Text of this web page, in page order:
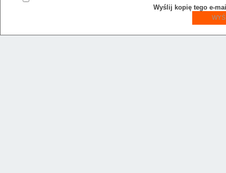
Wyślij kopię tego e-